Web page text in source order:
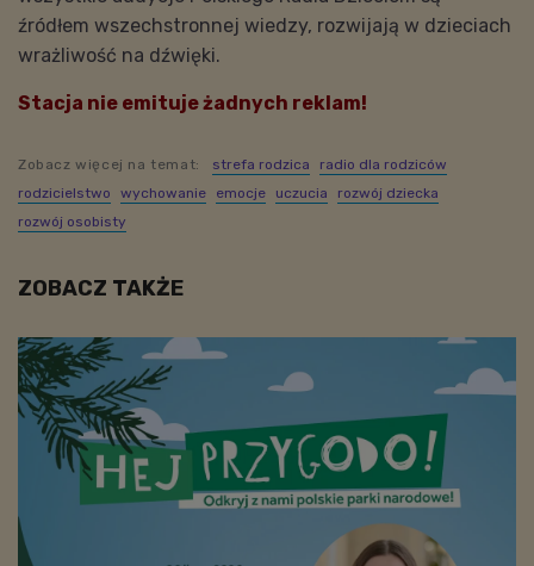
źródłem wszechstronnej wiedzy, rozwijają w dzieciach
wrażliwość na dźwięki.
Stacja nie emituje żadnych reklam!
Zobacz więcej na temat: strefa rodzica
radio dla rodziców
rodzicielstwo
wychowanie emocje uczucia
rozwój dziecka
rozwój osobisty
ZOBACZ TAKŻE